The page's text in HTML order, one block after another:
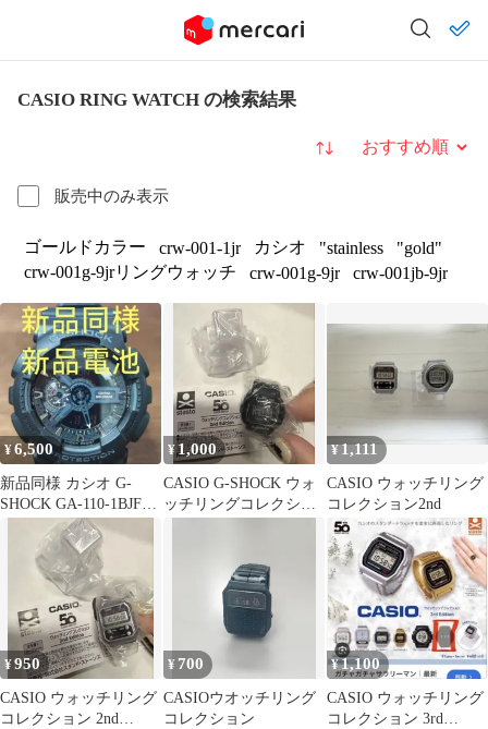
CASIO RING WATCH の検索結果
販売中のみ表示
並び替え
ゴールドカラー crw-001-1jr カシオ "stainless
"gold"
crw-001g-9jrリングウォッチ
crw-001g-9jr crw-001jb-9jr
¥6,500
新品同様 カシオ G-
SHOCK GA-110-1BJF
ブラック 新品電池
¥1,000
CASIO G-SHOCK ウォ
ッチリングコレクショ
¥1,111
CASIO ウォッチリング
コレクション2nd
¥950
CASIO ウォッチリング
コレクション 2nd
¥ 700
CASIOウオッチリング
コレクション
¥1,100
CASIO ウォッチリング
コレクション 3rd